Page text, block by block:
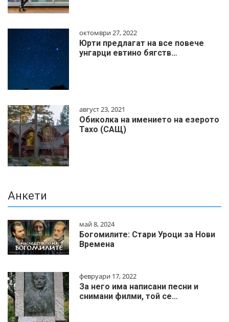
октомври 27, 2022
Юрти предлагат на все повече
унгарци евтино бягств…
август 23, 2021
Обиколка на имението на езерото
Тахо (САЩ)
Анкети
май 8, 2024
Богомилите: Стари Уроци за Нови
Времена
февруари 17, 2022
За него има написани песни и
снимани филми, той се…